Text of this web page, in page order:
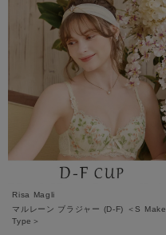
Risa Magli
マルレーン ブラジャー (D-F) ＜S Make
Type＞